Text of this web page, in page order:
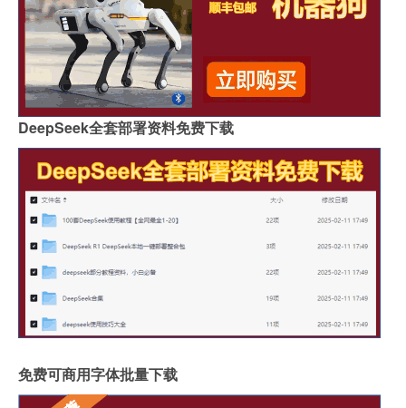
DeepSeek全套部署资料免费下载
免费可商用字体批量下载